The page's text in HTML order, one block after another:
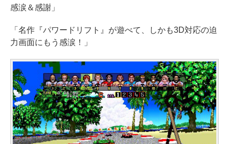
感涙＆感謝」
「名作『パワードリフト』が遊べて、しかも3D対応の迫
力画面にもう感涙！」